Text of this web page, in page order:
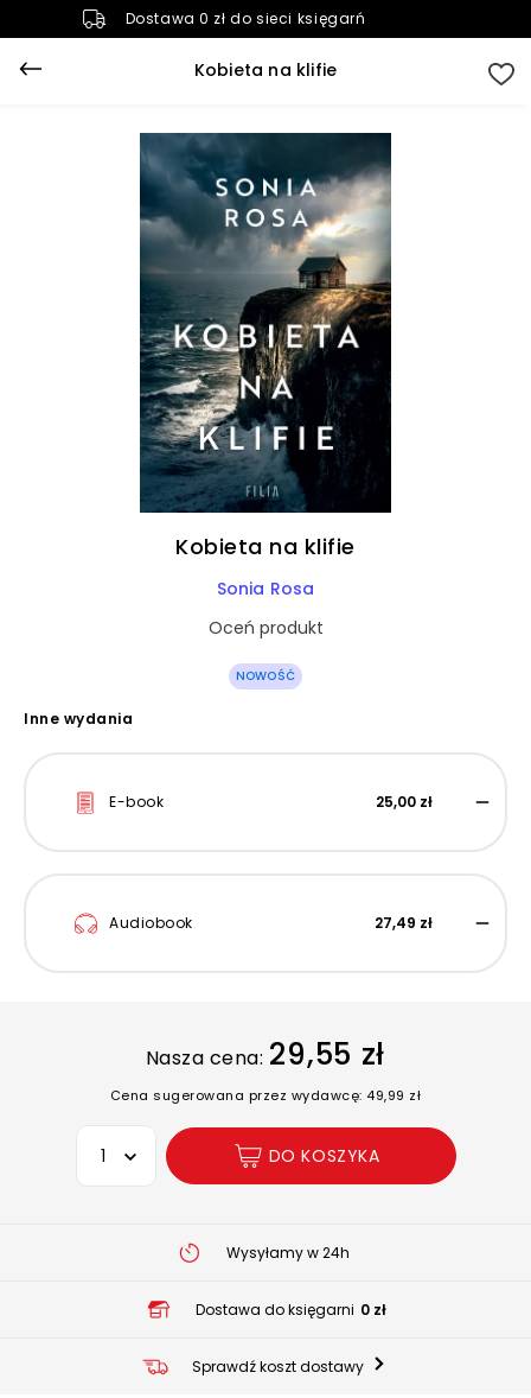
Dostawa 0 zł do sieci księgarń
Kobieta na klifie
NOWOŚĆ
Kobieta na klifie
Sonia Rosa
Oceń produkt
Inne wydania
E-book 25,00 zł
Audiobook 27,49 zł
Nasza cena: 29,55 zł
Cena sugerowana przez wydawcę: 49,99 zł
Wybierz opcję
DO KOSZYKA
Wysyłamy w 24h
Dostawa do księgarni 0 zł
Sprawdź koszt dostawy